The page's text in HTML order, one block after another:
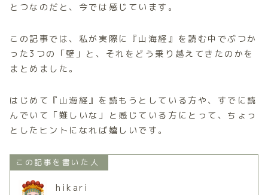
とつなのだと、今では感じています。
この記事では、私が実際に『山海経』を読む中でぶつか
った3つの「壁」と、それをどう乗り越えてきたのかを
まとめました。
はじめて『山海経』を読もうとしている方や、すでに読
んでいて「難しいな」と感じている方にとって、ちょっ
としたヒントになれば嬉しいです。
この記事を書いた人
hikari